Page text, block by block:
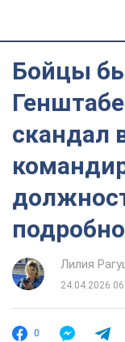
Бойцы
скандал
Лилия
24.04.2026
0